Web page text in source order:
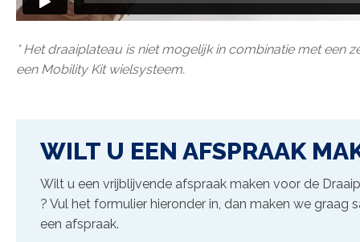
* Het draaiplateau is niet mogelijk in combinatie met een
een Mobility Kit wielsysteem.
WILT U EEN AFSPRAAK
Wilt u een vrijblijvende afspraak maken voor de
? Vul het formulier hieronder in, dan maken we graag
een afspraak.